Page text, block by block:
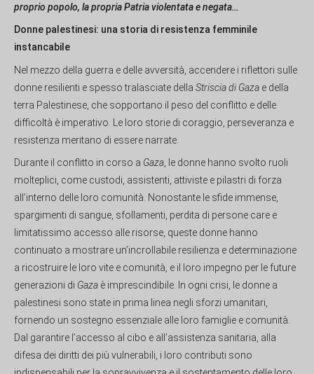
proprio popolo, la propria Patria violentata e negata…
Donne palestinesi: una storia di resistenza femminile
instancabile
Nel mezzo della guerra e delle avversità, accendere i riflettori sulle
donne resilienti e spesso tralasciate della Striscia di Gaza e della
terra Palestinese, che sopportano il peso del conflitto e delle
difficoltà è imperativo. Le loro storie di coraggio, perseveranza e
resistenza meritano di essere narrate.
Durante il conflitto in corso a Gaza, le donne hanno svolto ruoli
molteplici, come custodi, assistenti, attiviste e pilastri di forza
all’interno delle loro comunità. Nonostante le sfide immense,
spargimenti di sangue, sfollamenti, perdita di persone care e
limitatissimo accesso alle risorse, queste donne hanno
continuato a mostrare un’incrollabile resilienza e determinazione
a ricostruire le loro vite e comunità, e il loro impegno per le future
generazioni di Gaza è imprescindibile. In ogni crisi, le donne a
palestinesi sono state in prima linea negli sforzi umanitari,
fornendo un sostegno essenziale alle loro famiglie e comunità.
Dal garantire l’accesso al cibo e all’assistenza sanitaria, alla
difesa dei diritti dei più vulnerabili, i loro contributi sono